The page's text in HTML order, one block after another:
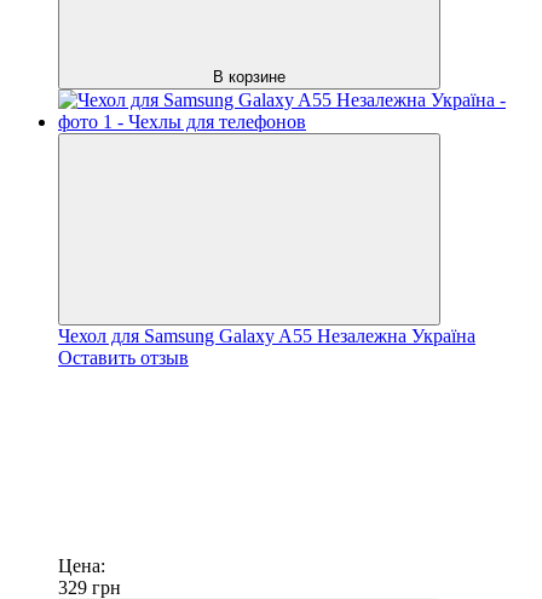
В корзине
Чехол для Samsung Galaxy A55 Незалежна Україна
Оставить отзыв
Цена:
329 грн